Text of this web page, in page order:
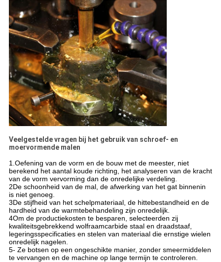
Veelgestelde vragen bij het gebruik van schroef- en
moervormende malen
1.Oefening van de vorm en de bouw met de meester, niet
berekend het aantal koude richting, het analyseren van de kracht
van de vorm vervorming dan de onredelijke verdeling.
2De schoonheid van de mal, de afwerking van het gat binnenin
is niet genoeg.
3De stijfheid van het schelpmateriaal, de hittebestandheid en de
hardheid van de warmtebehandeling zijn onredelijk.
4Om de productiekosten te besparen, selecteerden zij
kwaliteitsgebrekkend wolfraamcarbide staal en draadstaaf,
legeringsspecificaties en stelen van materiaal die ernstige wielen
onredelijk nagelen.
5- Ze botsen op een ongeschikte manier, zonder smeermiddelen
te vervangen en de machine op lange termijn te controleren.